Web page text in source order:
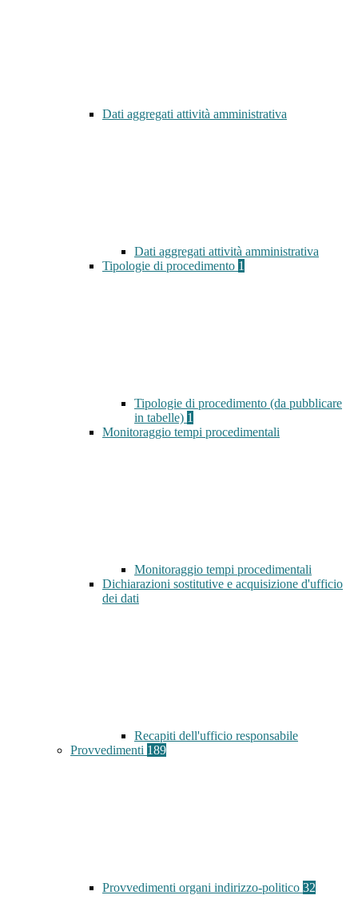
Dati aggregati attività amministrativa
Dati aggregati attività amministrativa
Tipologie di procedimento 1
Tipologie di procedimento (da pubblicare
in tabelle) 1
Monitoraggio tempi procedimentali
Monitoraggio tempi procedimentali
Dichiarazioni sostitutive e acquisizione d'ufficio
dei dati
Recapiti dell'ufficio responsabile
Provvedimenti 189
Provvedimenti organi indirizzo-politico 32